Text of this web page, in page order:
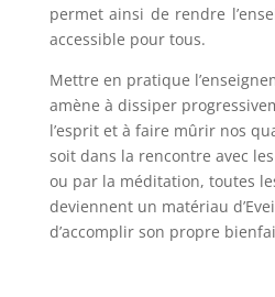
permet ainsi de rendre
accessible pour tous.
Mettre en pratique
amène à dissiper
l’esprit et à faire mûrir nos
soit dans la rencontre avec
ou par la méditation, toutes
deviennent un matériau
d’accomplir son propre